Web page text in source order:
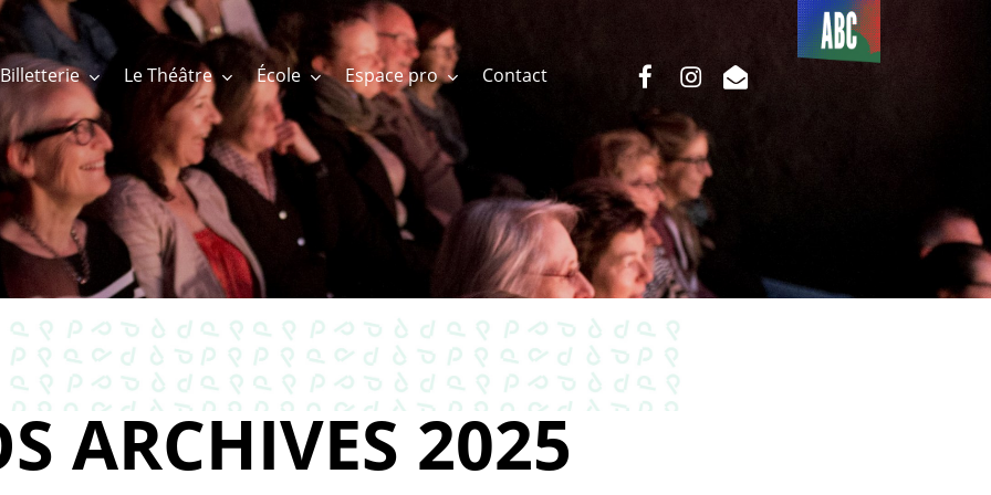
Billetterie Le Théâtre École Espace pro Contact
Du côté
de l’ABC
facebookinstagram
email
ARCHIVES 2025